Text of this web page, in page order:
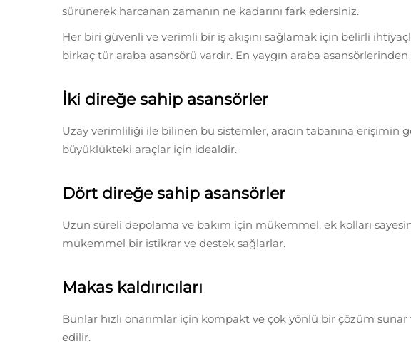
sürünerek harcanan zamanın ne kadarını fark edersiniz.
Her biri güvenli ve verimli bir iş akışını sağlamak için belirli
birkaç tür araba asansörü vardır. En yaygın araba asansörlerinden
İki direğe sahip asansörler
Uzay verimliliği ile bilinen bu sistemler, aracın tabanına erişimin
büyüklükteki araçlar için idealdir.
Dört direğe sahip asansörler
Uzun süreli depolama ve bakım için mükemmel, ek kolları
mükemmel bir istikrar ve destek sağlarlar.
Makas kaldırıcıları
Bunlar hızlı onarımlar için kompakt ve çok yönlü bir çözüm
edilir.